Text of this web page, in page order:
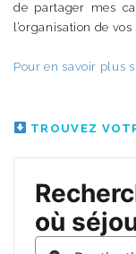
de partager mes
l’organisation de
Pour en savoir plus
TROUVEZ